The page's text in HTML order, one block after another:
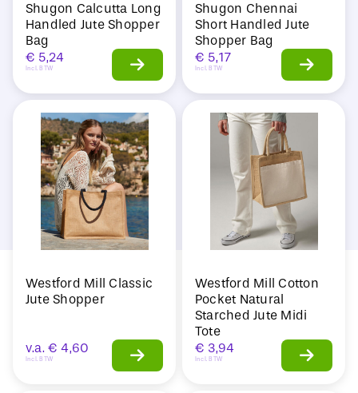
Shugon Calcutta Long
Handled Jute Shopper
Bag
€ 5,24
Incl. BTW
Shugon Chennai
Short Handled Jute
Shopper Bag
€ 5,17
Incl. BTW
Westford Mill Classic
Jute Shopper
v.a. € 4,60
Incl. BTW
Westford Mill Cotton
Pocket Natural
Starched Jute Midi
Tote
€ 3,94
Incl. BTW